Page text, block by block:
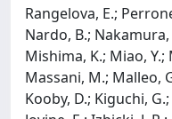
Rangelova, E.;
Nardo, B.;
Mishima, K.; Miao,
Massani, M.; Malleo,
Kooby, D.; Kiguchi,